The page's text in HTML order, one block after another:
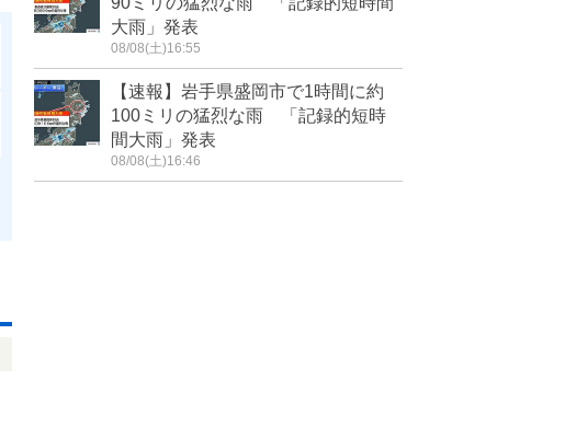
大雨」発表
08/08(土)16:55
【速報】岩手県盛岡市で1時間に約
100ミリの猛烈な雨 「記録的短時
間大雨」発表
08/08(土)16:46